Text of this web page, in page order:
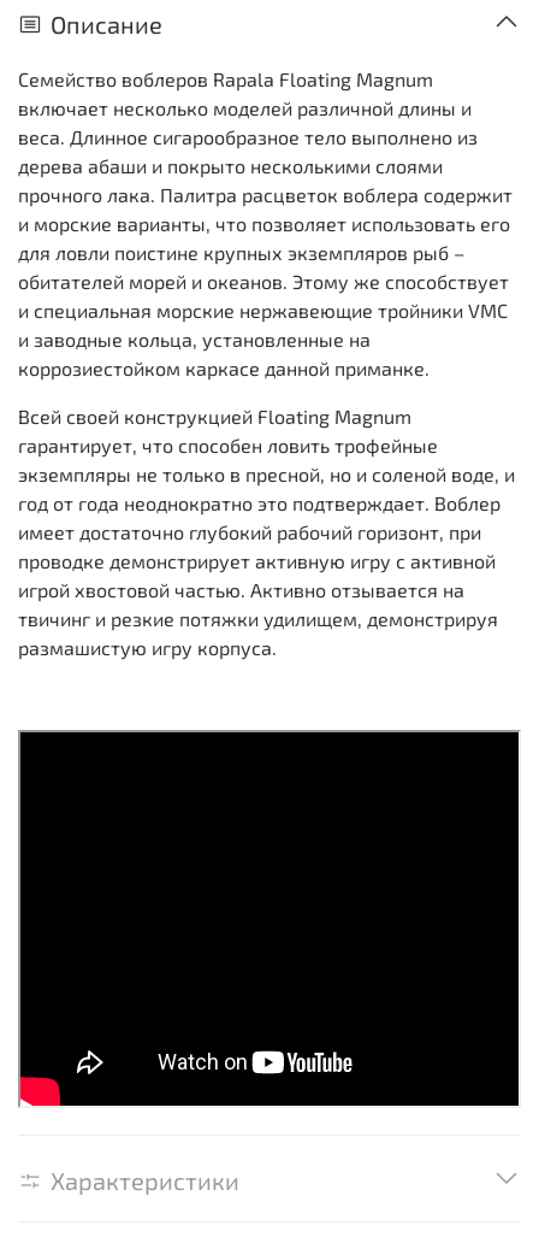
Описание
Семейство воблеров Rapala Floating Magnum
включает несколько моделей различной длины и
веса. Длинное сигарообразное тело выполнено из
дерева абаши и покрыто несколькими слоями
прочного лака. Палитра расцветок воблера содержит
и морские варианты, что позволяет использовать его
для ловли поистине крупных экземпляров рыб –
обитателей морей и океанов. Этому же способствует
и специальная морские нержавеющие тройники VMC
и заводные кольца, установленные на
коррозиестойком каркасе данной приманке.
Всей своей конструкцией Floating Magnum
гарантирует, что способен ловить трофейные
экземпляры не только в пресной, но и соленой воде, и
год от года неоднократно это подтверждает. Воблер
имеет достаточно глубокий рабочий горизонт, при
проводке демонстрирует активную игру с активной
игрой хвостовой частью. Активно отзывается на
твичинг и резкие потяжки удилищем, демонстрируя
размашистую игру корпуса.
Характеристики